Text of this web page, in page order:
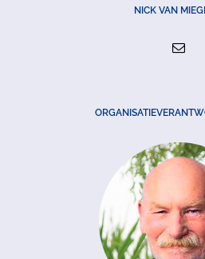
NICK VAN